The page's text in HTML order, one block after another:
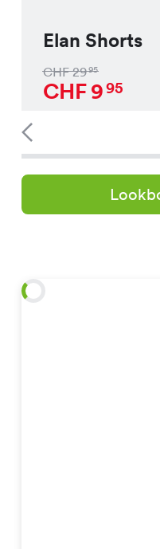
Elan Shorts
CHF2995
CHF995